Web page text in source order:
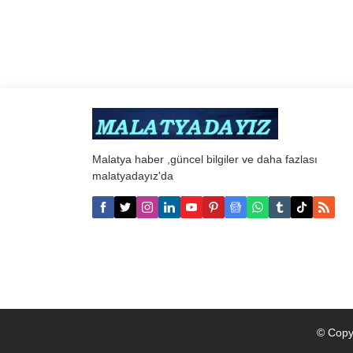
Malatya haber ,güncel bilgiler ve daha fazlası
malatyadayız'da
©